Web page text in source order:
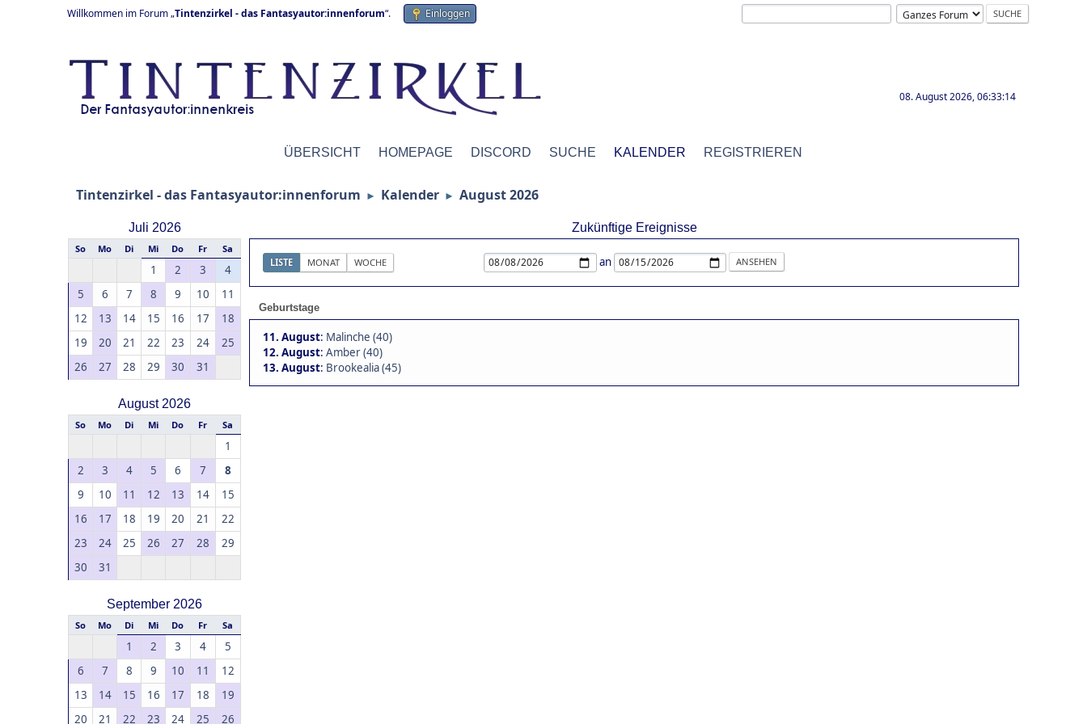
Willkommen im Forum „Tintenzirkel - das Fantasyautor:innenforum“. Einloggen
08. August 2026, 06:33:14
ÜBERSICHT HOMEPAGE DISCORD SUCHE KALENDER REGISTRIEREN
Tintenzirkel - das Fantasyautor:innenforum ► Kalender ► August 2026
Juli 2026
So Mo Di Mi Do Fr Sa
1 2 3
4
5
6 7 8 9 10
11
12
13 14 15 16 17
18
19
20 21 22 23 24
25
26
27 28 29 30 31
August 2026
So Mo Di Mi Do Fr Sa
1
2
3 4 5 6 7
8
9
10 11 12 13 14
15
16
17 18 19 20 21
22
23
24 25 26 27 28
29
30
31
September 2026
So Mo Di Mi Do Fr Sa
1 2 3 4
5
6
7 8 9 10 11
12
13
14 15 16 17 18
19
20
21 22 23 24 25 26
Zukünftige Ereignisse
LISTE MONAT WOCHE an
Geburtstage
11. August: Malinche (40)
12. August: Amber (40)
13. August: Brookealia (45)